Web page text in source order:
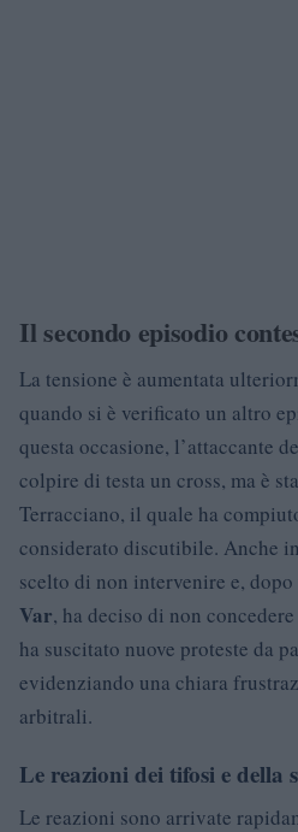
Il secondo episodio
La tensione è aumentata
quando si è verificato un altro
questa occasione, l’attaccante
colpire di testa un cross, ma è
Terracciano, il quale ha
considerato discutibile. Anche
scelto di non intervenire e,
Var, ha deciso di non
ha suscitato nuove proteste da
evidenziando una chiara
arbitrali.
Le reazioni dei tifosi e della
Le reazioni sono arrivate